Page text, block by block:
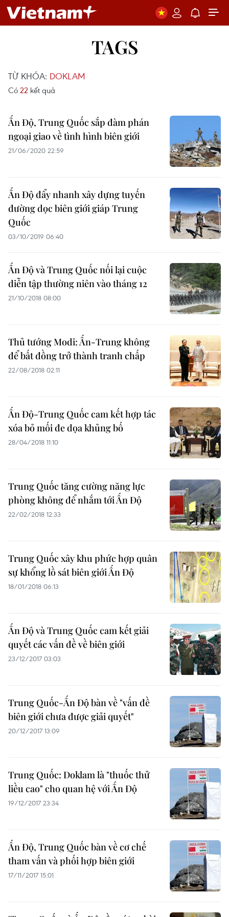
TAGS
TỪ KHÓA: DOKLAM
Có 22 kết quả
Ấn Độ, Trung Quốc sắp đàm phán
ngoại giao về tình hình biên giới
21/06/2020 22:59
Ấn Độ đẩy nhanh xây dựng tuyến
đường dọc biên giới giáp Trung
Quốc
03/10/2019 06:40
Ấn Độ và Trung Quốc nối lại cuộc
diễn tập thường niên vào tháng 12
21/10/2018 08:00
Thủ tướng Modi: Ấn-Trung không
để bất đồng trở thành tranh chấp
22/08/2018 02:11
Ấn Độ-Trung Quốc cam kết hợp tác
xóa bỏ mối đe dọa khủng bố
28/04/2018 11:10
Trung Quốc tăng cường năng lực
phòng không để nhắm tới Ấn Độ
22/02/2018 12:33
Trung Quốc xây khu phức hợp quân
sự khổng lồ sát biên giới Ấn Độ
18/01/2018 06:13
Ấn Độ và Trung Quốc cam kết giải
quyết các vấn đề về biên giới
23/12/2017 03:03
Trung Quốc-Ấn Độ bàn về "vấn đề
biên giới chưa được giải quyết"
20/12/2017 13:09
Trung Quốc: Doklam là "thuốc thử
liều cao" cho quan hệ với Ấn Độ
19/12/2017 23:34
Ấn Độ, Trung Quốc bàn về cơ chế
tham vấn và phối hợp biên giới
17/11/2017 15:01